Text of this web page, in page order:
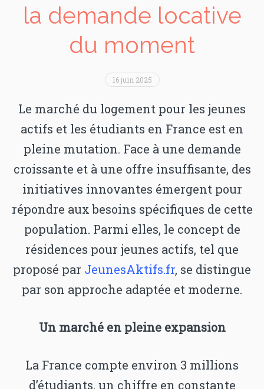
la demande locative
du moment
16 juin 2025
Le marché du logement pour les jeunes
actifs et les étudiants en France est en
pleine mutation. Face à une demande
croissante et à une offre insuffisante, des
initiatives innovantes émergent pour
répondre aux besoins spécifiques de cette
population. Parmi elles, le concept de
résidences pour jeunes actifs, tel que
proposé par JeunesAktifs.fr, se distingue
par son approche adaptée et moderne.
Un marché en pleine expansion
La France compte environ 3 millions
d’étudiants, un chiffre en constante